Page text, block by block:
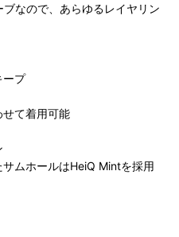
なので、あらゆるレイヤリン
ープ
て着用可能
ムホールはHeiQ Mintを採用